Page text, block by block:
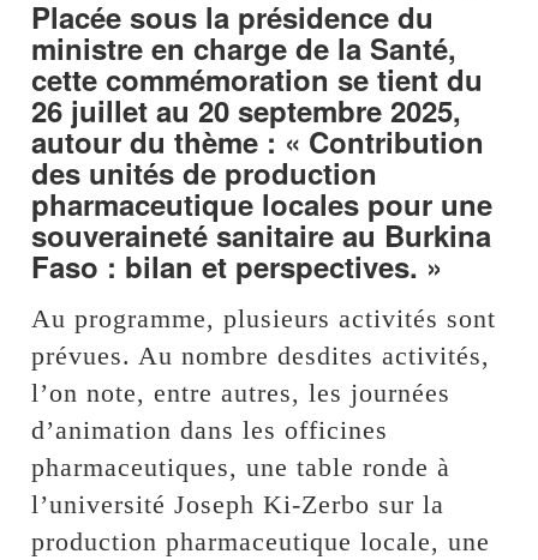
Placée sous la présidence du
ministre en charge de la Santé,
cette commémoration se tient du
26 juillet au 20 septembre 2025,
autour du thème : « Contribution
des unités de production
pharmaceutique locales pour une
souveraineté sanitaire au Burkina
Faso : bilan et perspectives. »
Au programme, plusieurs activités sont
prévues. Au nombre desdites activités,
l’on note, entre autres, les journées
d’animation dans les officines
pharmaceutiques, une table ronde à
l’université Joseph Ki-Zerbo sur la
production pharmaceutique locale, une